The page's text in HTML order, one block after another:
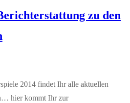
zu den
2014 findet Ihr alle aktuellen
hier kommt Ihr zur